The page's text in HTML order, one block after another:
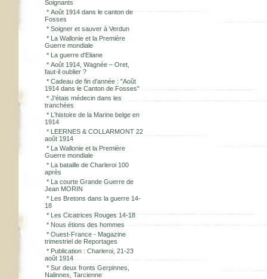
Soignants
* Août 1914 dans le canton de
Fosses
* Soigner et sauver à Verdun
* La Wallonie et la Première
Guerre mondiale
* La guerre d'Eliane
* Août 1914, Wagnée – Oret,
faut-il oublier ?
* Cadeau de fin d'année : "Août
1914 dans le Canton de Fosses"
* J'étais médecin dans les
tranchées
* L'histoire de la Marine belge en
1914
* LEERNES & COLLARMONT 22
août 1914
* La Wallonie et la Première
Guerre mondiale
* La bataille de Charleroi 100
après
* La courte Grande Guerre de
Jean MORIN
* Les Bretons dans la guerre 14-
18
* Les Cicatrices Rouges 14-18
* Nous étions des hommes
* Ouest-France - Magazine
trimestriel de Reportages
* Publication : Charleroi, 21-23
août 1914
* Sur deux fronts Gerpinnes,
Nalinnes, Tarcienne